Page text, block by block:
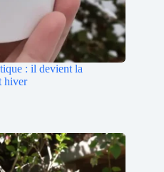
: il devient la
hiver